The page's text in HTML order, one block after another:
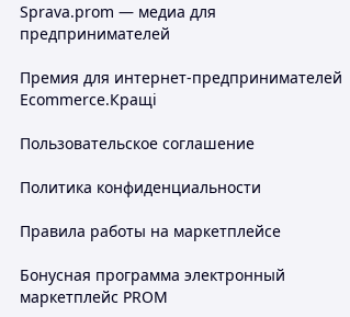
Sprava.prom — медиа для
предпринимателей
Премия для интернет-предпринимателей
Ecommerce.Кращі
Пользовательское соглашение
Политика конфиденциальности
Правила работы на маркетплейсе
Бонусная программа электронный
маркетплейс PROM